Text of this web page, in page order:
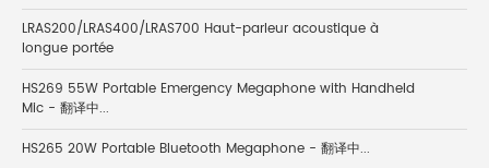
LRAS200/LRAS400/LRAS700 Haut-parleur acoustique à
longue portée
HS269 55W Portable Emergency Megaphone with Handheld
Mic - 翻译中...
HS265 20W Portable Bluetooth Megaphone - 翻译中...